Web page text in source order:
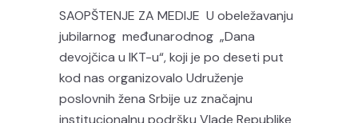
SAOPŠTENJE ZA MEDIJE U obeležavanju
jubilarnog međunarodnog „Dana
devojčica u IKT-u“, koji je po deseti put
kod nas organizovalo Udruženje
poslovnih žena Srbije uz značajnu
institucionalnu podršku Vlade Republike